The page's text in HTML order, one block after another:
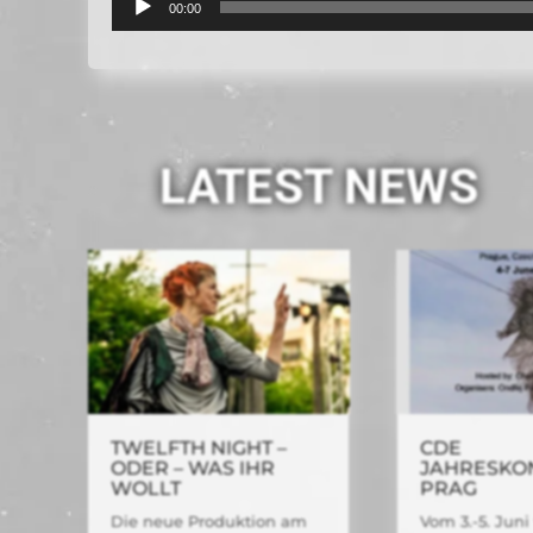
00:00
LATEST NEWS
TWELFTH NIGHT –
ODER – WAS IHR
WOLLT
Die neue Produktion am
CDE
PRAG
Vom 3.-5.